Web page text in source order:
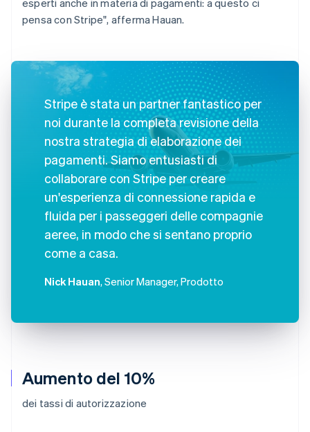
Aumento del 10%
dei tassi di autorizzazione
pensa con Stripe", afferma Hauan.
Stripe è stata un partner fantastico per
noi durante la completa revisione della
nostra strategia di elaborazione dei
pagamenti. Siamo entusiasti di
collaborare con Stripe per creare
un'esperienza di connessione rapida e
fluida per i passeggeri delle compagnie
aeree, in modo che si sentano proprio
come a casa.
Nick Hauan, Senior Manager, Prodotto